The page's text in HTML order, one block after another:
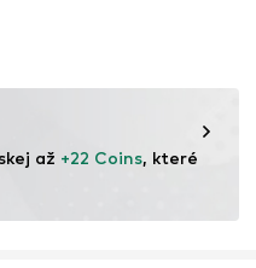
až +22 Coins, které